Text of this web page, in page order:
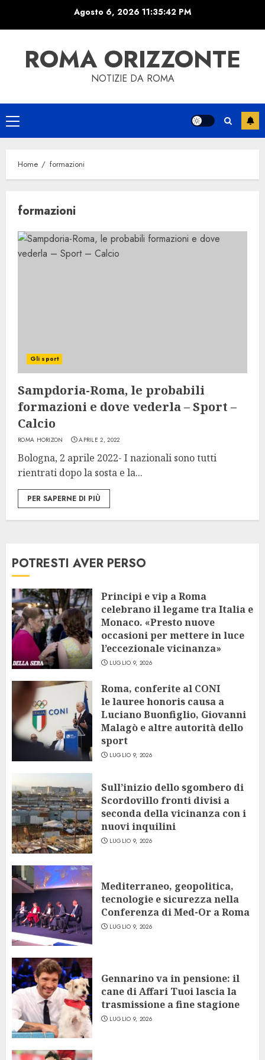
Agosto 6, 2026 11:35:43 PM
ROMA ORIZZONTE
NOTIZIE DA ROMA
Primary
Menu
Home formazioni
formazioni
Gli sport
Sampdoria-Roma, le probabili
formazioni e dove vederla – Sport –
Calcio
ROMA HORIZON APRILE 2, 2022
Bologna, 2 aprile 2022- I nazionali sono tutti
rientrati dopo la sosta e la...
PER SAPERNE DI PIÙ
POTRESTI AVER PERSO
Principi e vip a Roma
celebrano il legame tra Italia e
Monaco. «Presto nuove
occasioni per mettere in luce
l’eccezionale vicinanza»
LUGLIO 9, 2026
Roma, conferite al CONI
le lauree honoris causa a
Luciano Buonfiglio, Giovanni
Malagò e altre autorità dello
sport
LUGLIO 9, 2026
Sull’inizio dello sgombero di
Scordovillo fronti divisi a
seconda della vicinanza con i
nuovi inquilini
LUGLIO 9, 2026
Mediterraneo, geopolitica,
tecnologie e sicurezza nella
Conferenza di Med-Or a Roma
LUGLIO 9, 2026
Gennarino va in pensione: il
cane di Affari Tuoi lascia la
trasmissione a fine stagione
LUGLIO 9, 2026